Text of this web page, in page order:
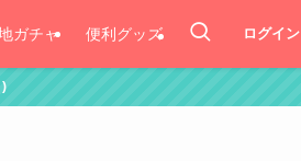
ガチャ 便利グッズ ログイン